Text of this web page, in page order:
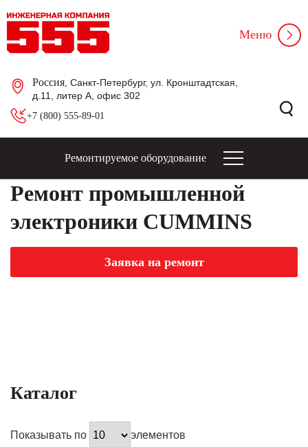
Россия , Санкт-Петербург, ул. Кронштадтская,
д.11, литер А, офис 302
+7 (800) 555-89-01
Меню
Ремонтируемое оборудование
Ремонт промышленной
электроники CUMMINS
Заявка на ремонт
Каталог
Показывать по элементов